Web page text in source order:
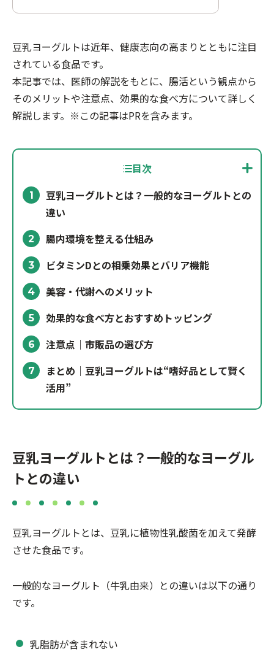
豆乳ヨーグルトは近年、健康志向の高まりとともに注目
されている食品です。
本記事では、医師の解説をもとに、腸活という観点から
そのメリットや注意点、効果的な食べ方について詳しく
解説します。※この記事はPRを含みます。
目次
1
豆乳ヨーグルトとは？一般的なヨーグルトとの
違い
2 腸内環境を整える仕組み
3 ビタミンDとの相乗効果とバリア機能
4 美容・代謝へのメリット
5 効果的な食べ方とおすすめトッピング
6 注意点｜市販品の選び方
7
まとめ｜豆乳ヨーグルトは“嗜好品として賢く
活用”
豆乳ヨーグルトとは？一般的なヨーグル
トとの違い
豆乳ヨーグルトとは、豆乳に植物性乳酸菌を加えて発酵
させた食品です。
一般的なヨーグルト（牛乳由来）との違いは以下の通り
です。
乳脂肪が含まれない